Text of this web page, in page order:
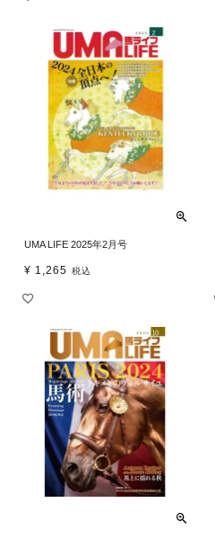
UMA LIFE 2025年2月号
¥ 1,265 税込